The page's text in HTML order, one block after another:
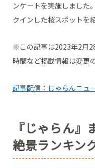
ンケートを実施しました
クインした桜スポットを
※この記事は2023年2月
時間など掲載情報は変更
記事配信：じゃらんニュ
『じゃらん
絶景ランキン